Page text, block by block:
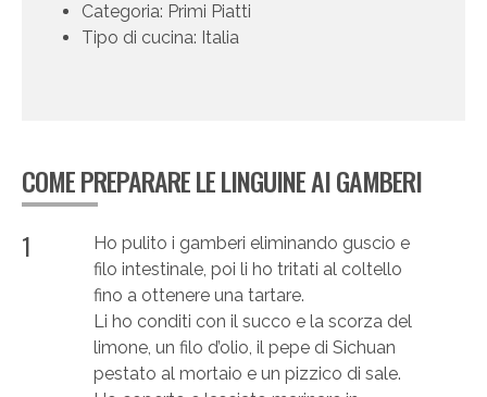
Categoria: Primi Piatti
Tipo di cucina: Italia
COME PREPARARE LE LINGUINE AI GAMBERI
1
Ho pulito i gamberi eliminando guscio e
filo intestinale, poi li ho tritati al coltello
fino a ottenere una tartare.
Li ho conditi con il succo e la scorza del
limone, un filo d’olio, il pepe di Sichuan
pestato al mortaio e un pizzico di sale.